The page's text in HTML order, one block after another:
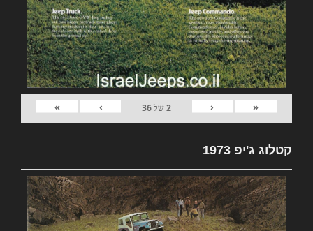
«
‹
2של36
›
»
קטלוג ג'יפ 1973